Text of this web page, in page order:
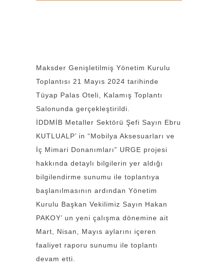
Maksder Genişletilmiş Yönetim Kurulu
Toplantısı 21 Mayıs 2024 tarihinde
Tüyap Palas Oteli, Kalamış Toplantı
Salonunda gerçekleştirildi.
İDDMİB Metaller Sektörü Şefi Sayın Ebru
KUTLUALP’ in “Mobilya Aksesuarları ve
İç Mimari Donanımları” URGE projesi
hakkında detaylı bilgilerin yer aldığı
bilgilendirme sunumu ile toplantıya
başlanılmasının ardından Yönetim
Kurulu Başkan Vekilimiz Sayın Hakan
PAKOY’ un yeni çalışma dönemine ait
Mart, Nisan, Mayıs aylarını içeren
faaliyet raporu sunumu ile toplantı
devam etti.